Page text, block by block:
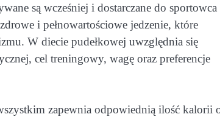
są wcześniej i dostarczane do
i pełnowartościowe jedzenie, które
W diecie pudełkowej uwzględnia się
cel treningowy, wagę oraz preferencje
zapewnia odpowiednią ilość kalorii